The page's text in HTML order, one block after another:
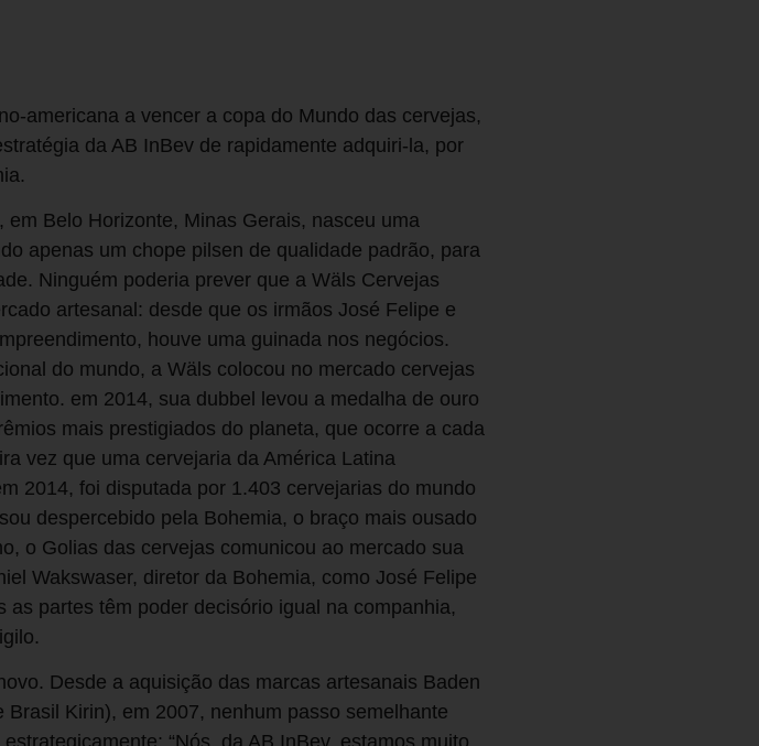
americana a vencer a copa do Mundo das cervejas,
da AB InBev de rapidamente adquiri-la, por
Belo Horizonte, Minas Gerais, nasceu uma
apenas um chope pilsen de qualidade padrão, para
Ninguém poderia prever que a Wäls Cervejas
artesanal: desde que os irmãos José Felipe e
houve uma guinada nos negócios.
do mundo, a Wäls colocou no mercado cervejas
em 2014, sua dubbel levou a medalha de ouro
mais prestigiados do planeta, que ocorre a cada
vez que uma cervejaria da América Latina
2014, foi disputada por 1.403 cervejarias do mundo
despercebido pela Bohemia, o braço mais ousado
o Golias das cervejas comunicou ao mercado sua
Wakswaser, diretor da Bohemia, como José Felipe
partes têm poder decisório igual na companhia,
Desde a aquisição das marcas artesanais Baden
Kirin), em 2007, nenhum passo semelhante